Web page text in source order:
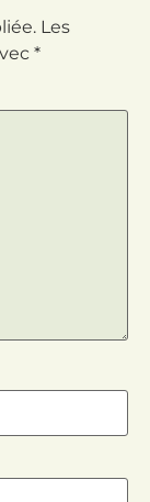
Les
*